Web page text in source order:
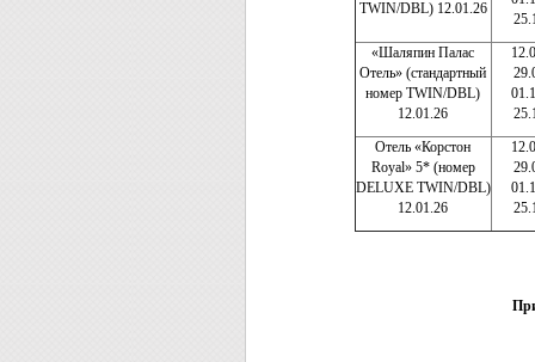
TWIN/DBL) 12.01.26
«Шаляпин Палас
Отель» (стандартный
номер TWIN/DBL)
12.01.26
Отель «Корстон
Royal» 5* (номер
DELUXE TWIN/DBL)
12.01.26